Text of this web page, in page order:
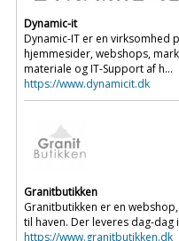
Dynamic-it
Dynamic-IT er en virksomhed
hjemmesider, webshops,
materiale og IT-Support af h...
https://www.dynamicit.dk
Granitbutikken
Granitbutikken er en
til haven. Der leveres dag-
https://www.granitbutikken.dk